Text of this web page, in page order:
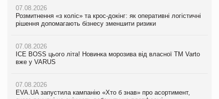
07.08.2026
Розмитнення «з коліс» та крос-докінг: як оперативні логістичні
рішення допомагають бізнесу зменшити ризики
07.08.2026
ICE BOSS цього літа! Новинка морозива від власної ТМ Varto
вже у VARUS
07.08.2026
EVA.UA запустила кампанію «Хто б знав» про асортимент,
07.08.2026
EVA.UA запустила кампанію «Хто б знав» про асортимент,
06.08.2026
Смачна новинка для хвостатих: у VARUS з’явилися паучі
05.08.2026
07.08.2026
Kraft Heinz скоротила збиток у першому півріччі
Продажі Hugo Boss впали на 9%